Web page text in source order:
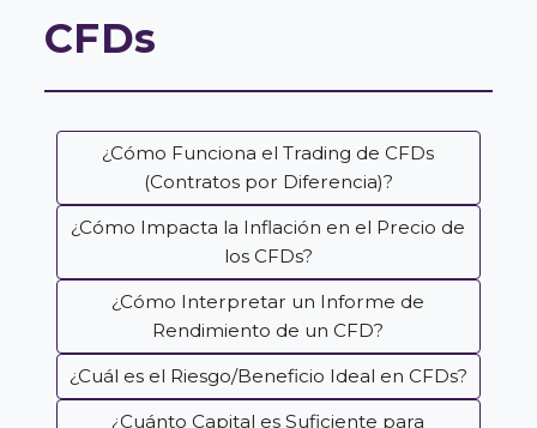
CFDs
¿Cómo Funciona el Trading de CFDs
(Contratos por Diferencia)?
¿Cómo Impacta la Inflación en el Precio de
los CFDs?
¿Cómo Interpretar un Informe de
Rendimiento de un CFD?
¿Cuál es el Riesgo/Beneficio Ideal en CFDs?
¿Cuánto Capital es Suficiente para